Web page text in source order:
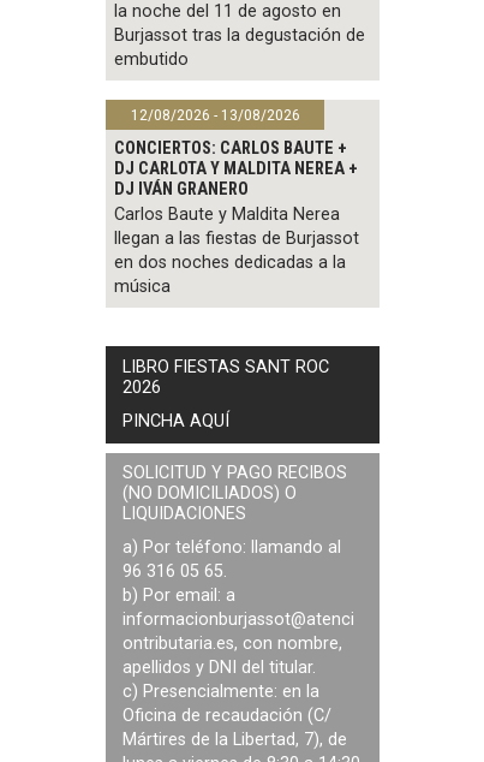
la noche del 11 de agosto en
Burjassot tras la degustación de
embutido
12/08/2026 - 13/08/2026
CONCIERTOS: CARLOS BAUTE +
DJ CARLOTA Y MALDITA NEREA +
DJ IVÁN GRANERO
Carlos Baute y Maldita Nerea
llegan a las fiestas de Burjassot
en dos noches dedicadas a la
música
LIBRO FIESTAS SANT ROC
2026
PINCHA AQUÍ
SOLICITUD Y PAGO RECIBOS
(NO DOMICILIADOS) O
LIQUIDACIONES
a) Por teléfono: llamando al
96 316 05 65.
b) Por email: a
informacionburjassot@atenci
ontributaria.es, con nombre,
apellidos y DNI del titular.
c) Presencialmente: en la
Oficina de recaudación (C/
Mártires de la Libertad, 7), de